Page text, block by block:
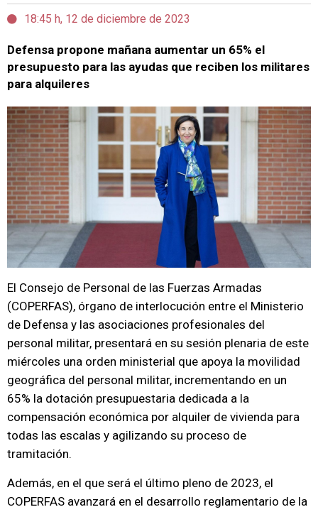
18:45 h, 12 de diciembre de 2023
Defensa propone mañana aumentar un 65% el
presupuesto para las ayudas que reciben los militares
para alquileres
El Consejo de Personal de las Fuerzas Armadas
(COPERFAS), órgano de interlocución entre el Ministerio
de Defensa y las asociaciones profesionales del
personal militar, presentará en su sesión plenaria de este
miércoles una orden ministerial que apoya la movilidad
geográfica del personal militar, incrementando en un
65% la dotación presupuestaria dedicada a la
compensación económica por alquiler de vivienda para
todas las escalas y agilizando su proceso de
tramitación.
Además, en el que será el último pleno de 2023, el
COPERFAS avanzará en el desarrollo reglamentario de la